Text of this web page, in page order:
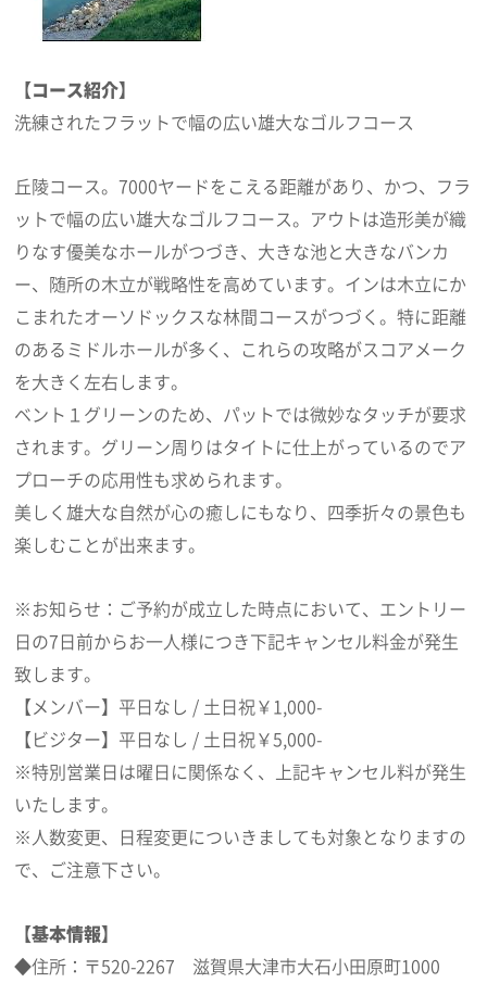
【コース紹介】
洗練されたフラットで幅の広い雄大なゴルフコース
丘陵コース。7000ヤードをこえる距離があり、かつ、フラ
ットで幅の広い雄大なゴルフコース。アウトは造形美が織
りなす優美なホールがつづき、大きな池と大きなバンカ
ー、随所の木立が戦略性を高めています。インは木立にか
こまれたオーソドックスな林間コースがつづく。特に距離
のあるミドルホールが多く、これらの攻略がスコアメーク
を大きく左右します。
ベント１グリーンのため、パットでは微妙なタッチが要求
されます。グリーン周りはタイトに仕上がっているのでア
プローチの応用性も求められます。
美しく雄大な自然が心の癒しにもなり、四季折々の景色も
楽しむことが出来ます。
※お知らせ：ご予約が成立した時点において、エントリー
日の7日前からお一人様につき下記キャンセル料金が発生
致します。
【メンバー】平日なし / 土日祝￥1,000-
【ビジター】平日なし / 土日祝￥5,000-
※特別営業日は曜日に関係なく、上記キャンセル料が発生
いたします。
※人数変更、日程変更についきましても対象となりますの
で、ご注意下さい。
【基本情報】
◆住所：〒520-2267 滋賀県大津市大石小田原町1000